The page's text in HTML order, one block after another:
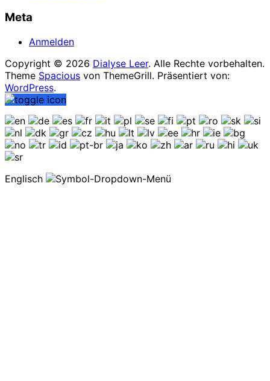
Meta
Anmelden
Copyright © 2026 Dialyse Leer. Alle Rechte vorbehalten.
Theme Spacious von ThemeGrill. Präsentiert von:
WordPress.
Englisch